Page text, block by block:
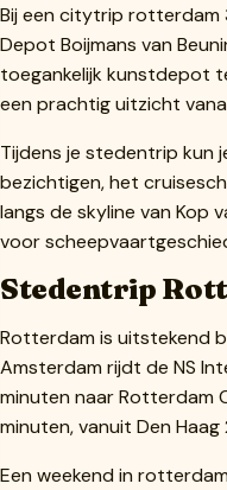
Bij een citytrip rotterdam
Depot Boijmans van
toegankelijk kunstdepot
een prachtig uitzicht
Tijdens je stedentrip kun
bezichtigen, het
langs de skyline van Kop
voor
Stedentrip
Rotterdam is uitstekend
Amsterdam rijdt de NS
minuten naar Rotterdam
minuten, vanuit Den Haag
Een weekend in